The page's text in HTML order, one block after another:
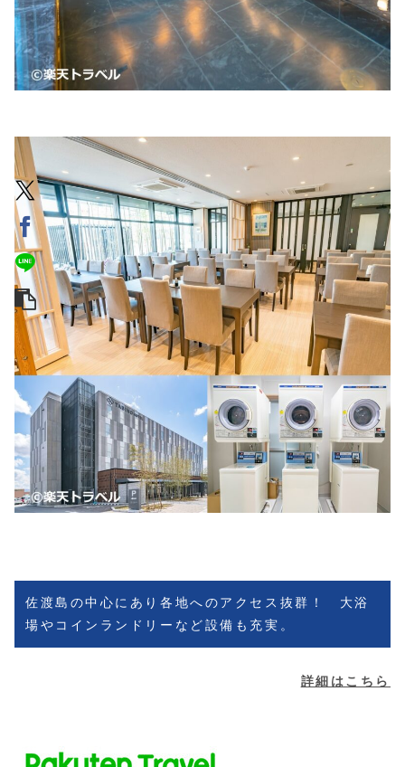
佐渡島の中心にあり各地へのアクセス抜群！ 大浴
場やコインランドリーなど設備も充実。
詳細はこちら